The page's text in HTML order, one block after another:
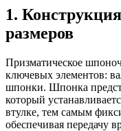
1.
размеров
Призматическое
ключевых элементов:
шпонки. Шпонка
который
втулке, тем самым
обеспечивая передачу